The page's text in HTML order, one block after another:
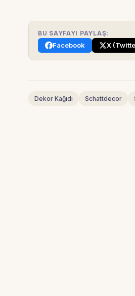
BU SAYFAYI PAYLAŞ:
Facebook X
Dekor Kağıdı Schattdecor